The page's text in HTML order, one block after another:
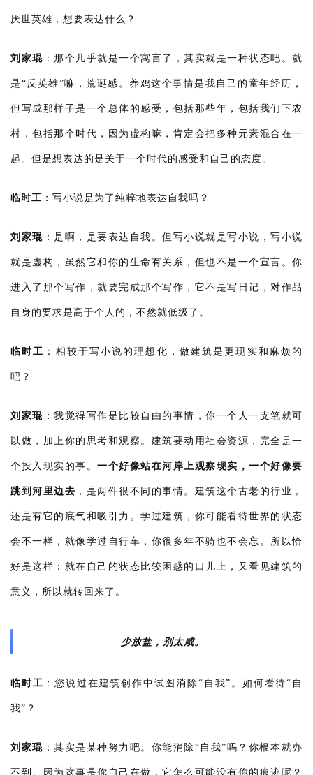
厌世英雄，想要表达什么？
刘家琨 ： 那个几乎就是一个寓言了，其实就是一种状态吧。就
是“反英雄”嘛，荒诞感。养鸡这个事情是我自己的童年经历，
但写成那样子是一个总体的感受，包括那些年，包括我们下农
村，包括那个时代，因为虚构嘛，肯定会把多种元素混合在一
起。但是想表达的是关于一个时代的感受和自己的态度。
临时工 ： 写小说是为了纯粹地表达自我吗？
刘家琨 ： 是啊，是要表达自我。但写小说就是写小说，写小说
就是虚构，虽然它和你的生命有关系，但也不是一个宣言。你
进入了那个写作，就要完成那个写作，它不是写日记，对作品
自身的要求是高于个人的，不然就低级了。
临时工 ： 相较于写小说的理想化，做建筑是更现实和麻烦的
吧？
刘家琨 ： 我觉得写作是比较自由的事情，你一个人一支笔就可
以做，加上你的思考和观察。建筑要动用社会资源，完全是一
个投入现实的事。 一个好像站在河岸上观察现实，一个好像要
跳到河里边去 ，是两件很不同的事情。建筑这个古老的行业，
还是有它的底气和吸引力。学过建筑，你可能看待世界的状态
会不一样，就像学过自行车，你很多年不骑也不会忘。所以恰
好是这样：就在自己的状态比较困惑的口儿上，又看见建筑的
意义，所以就转回来了。
少放盐，别太咸。
临时工 ：您说过在建筑创作中试图消除“自我”。如何看待“自
我”？
刘家琨 ：其实是某种努力吧。你能消除“自我”吗？你根本就办
不到。因为这事是你自己在做，它怎么可能没有你的痕迹呢？